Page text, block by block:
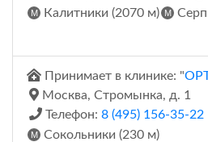
Калитники (2070 м)
Принимает в клинике: "
Москва, Стромынка, д. 1
Телефон: 8 (495) 156-35-22
Сокольники (230 м)